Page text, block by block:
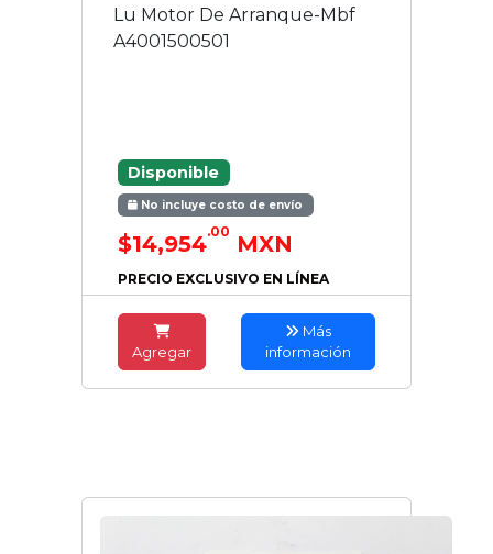
Lu Motor De Arranque-Mbf
A4001500501
Disponible
No incluye costo de envío
$14,954.00 MXN
PRECIO EXCLUSIVO EN LÍNEA
Agregar
Más
información